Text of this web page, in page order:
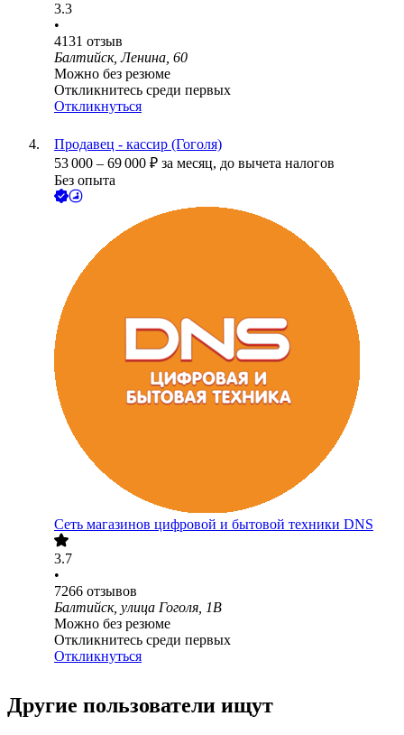
3.3
•
4131 отзыв
Балтийск, Ленина, 60
Можно без резюме
Откликнитесь среди первых
Откликнуться
Продавец - кассир (Гоголя)
53 000 – 69 000 ₽ за месяц, до вычета налогов
Без опыта
Сеть магазинов цифровой и бытовой техники DNS
3.7
•
7266 отзывов
Балтийск, улица Гоголя, 1В
Можно без резюме
Откликнитесь среди первых
Откликнуться
Другие пользователи ищут